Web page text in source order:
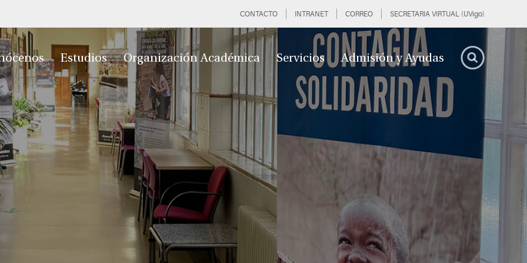
CONTACTO INTRANET CORREO SECRETARIA VIRTUAL (UVigo)
Estudios Organización Académica Servicios Admisión y Ayudas